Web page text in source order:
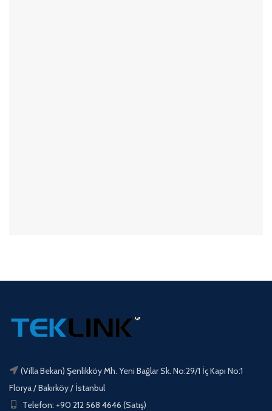
(Villa Bekan) Şenlikköy Mh. Yeni Bağlar Sk. No:29/1 İç Kapı No:1
Florya / Bakırköy / İstanbul
Telefon: +90 212 568 4646 (Satış)